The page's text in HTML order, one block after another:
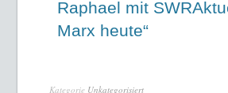
Raphael mit
Marx heute“
Kategorie Unkategorisiert